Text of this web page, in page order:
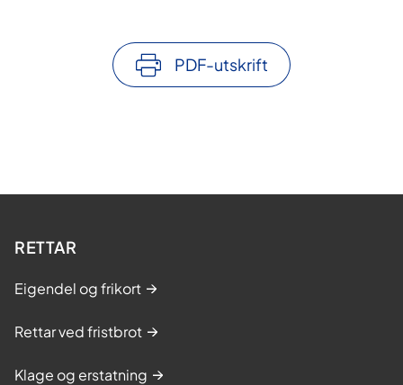
PDF-utskrift
RETTAR
Eigendel og frikort
Rettar ved fristbrot
Klage og erstatning